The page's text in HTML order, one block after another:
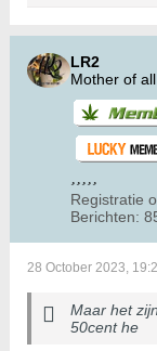
LR2
Mother of
Registratie
Berichten:
28 October 2023,
Maar het
50cent he